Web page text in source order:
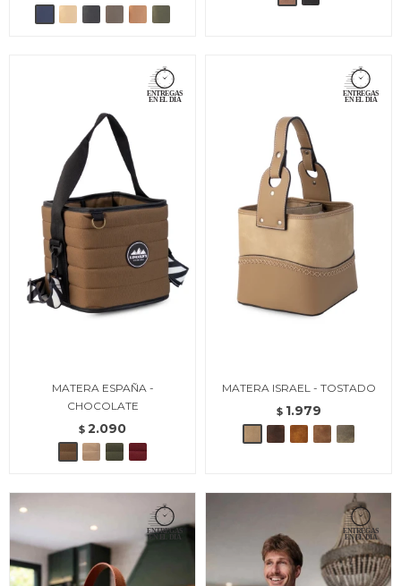
MATERA ESPAÑA -
CHOCOLATE
$ 2.090
MATERA ISRAEL - TOSTADO
$ 1.979